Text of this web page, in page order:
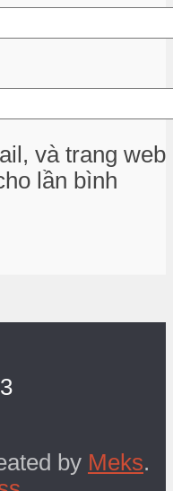
và trang web
lần bình
by Meks.